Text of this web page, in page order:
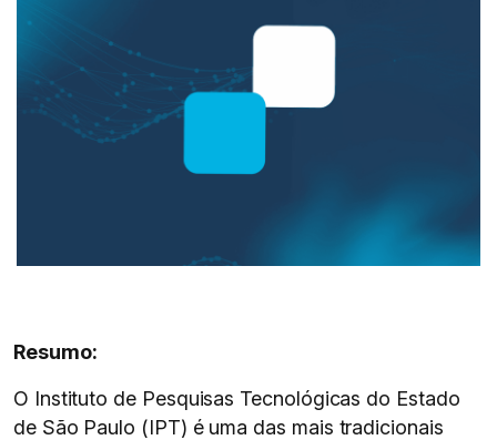
Resumo:
O Instituto de Pesquisas Tecnológicas do Estado
de São Paulo (IPT) é uma das mais tradicionais